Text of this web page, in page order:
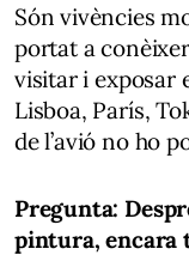
Són vivències
portat a
visitar i exposar
Lisboa, París,
de l’avió no ho
Pregunta:
pintura, encara